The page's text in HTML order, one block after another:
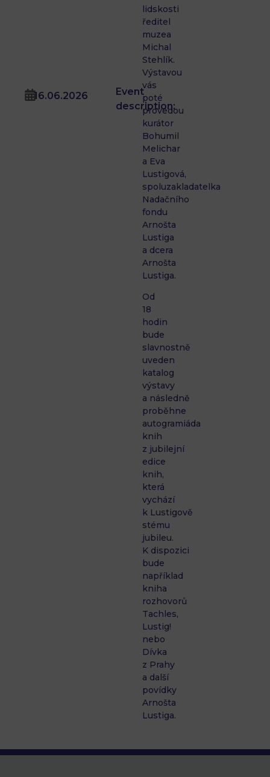
16.06.2026
Event
description:
lidskosti
ředitel
muzea
Michal
Stehlík.
Výstavou
vás
poté
provedou
kurátor
Bohumil
Melichar
a Eva
Lustigová,
spoluzakladatelka
Nadačního
fondu
Arnošta
Lustiga
a dcera
Arnošta
Lustiga.
Od
18
hodin
bude
slavnostně
uveden
katalog
výstavy
a následně
proběhne
autogramiáda
knih
z jubilejní
edice
knih,
která
vychází
k Lustigově
stému
jubileu.
K dispozici
bude
například
kniha
rozhovorů
Tachles,
Lustig!
nebo
Dívka
z Prahy
a další
povídky
Arnošta
Lustiga.